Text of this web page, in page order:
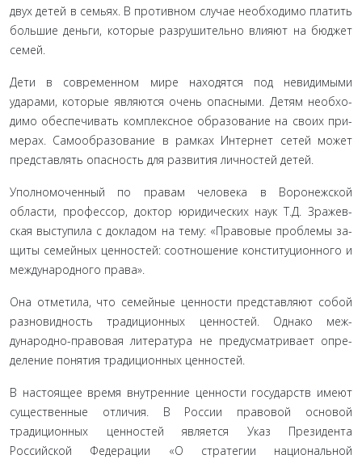
двух детей в семьях. В противном случае необходи­мо платить
большие деньги, которые разрушительно влияют на бюджет
семей.
Дети в современном мире находятся под невидимыми
ударами, которые являются очень опасными. Детям необхо­
димо обеспечивать комплексное образование на своих при­
мерах. Самообразование в рамках Интернет сетей может
представлять опасность для развития личностей детей.
Уполномоченный по правам человека в Воронежской
области, профессор, доктор юридических наук Т.Д. Зражев-
ская выступила с докладом на тему: «Правовые проблемы за­
щиты семейных ценностей: соотношение конституционного и
международного права».
Она отметила, что семейные ценности представляют со­бой
разновидность традиционных ценностей. Однако меж­
дународно-правовая литература не предусматривает опре­
деление понятия традиционных ценностей.
В настоящее время внутренние ценности государств имеют
существенные отличия. В России правовой основой
традиционных ценностей является Указ Президента
Российской Федерации «О стратегии национальной